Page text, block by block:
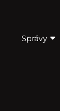
Správy